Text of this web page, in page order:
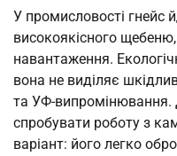
У промисловості гнейс
високоякісного
навантаження.
вона не виділяє
та УФ-випромінювання.
спробувати роботу з
варіант: його легко